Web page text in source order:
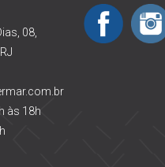
08,
às 18h